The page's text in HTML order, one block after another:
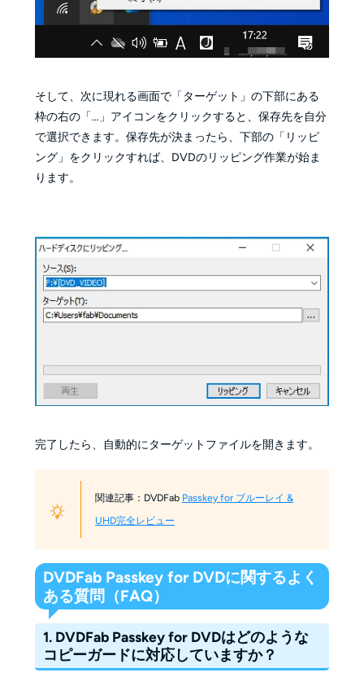
そして、次に現れる画面で「ターゲット」の下部にある
枠の右の「…」アイコンをクリックすると、保存先を自分
で選択できます。保存先が決まったら、下部の「リッピ
ング」をクリックすれば、DVDのリッピング作業が始ま
ります。
完了したら、自動的にターゲットファイルを開きます。
関連記事：DVDFab Passkey for ブルーレイ &
UHD完全レビュー
DVDFab Passkey for DVDに関するよく
ある質問（FAQ）
1. DVDFab Passkey for DVDはどのような
コピーガードに対応していますか？